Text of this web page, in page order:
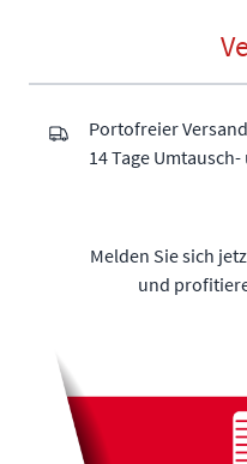
Portofreier
14 Tage
Melden Sie sich
und